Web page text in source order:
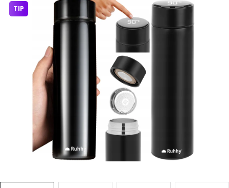
Príslušenstvo pre automobily
Vybavenie a hračky pre deti
Domácnosť
Ochranné pracovné pomôcky
Vianoce
Fotovoltaika
TIP